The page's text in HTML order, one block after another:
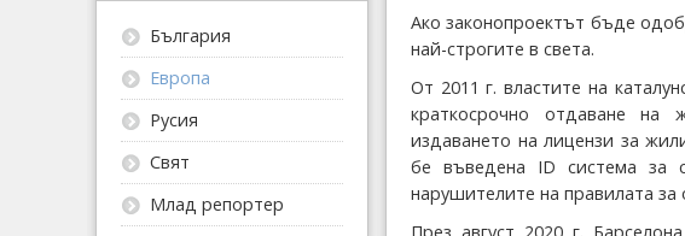
Ако законопроектът бъде
най-строгите в света.
От 2011 г. властите на
краткосрочно отдаване
издаването на лицензи за
бе въведена ID система за
нарушителите на правилата за
България
Европа
Русия
Свят
Млад репортер